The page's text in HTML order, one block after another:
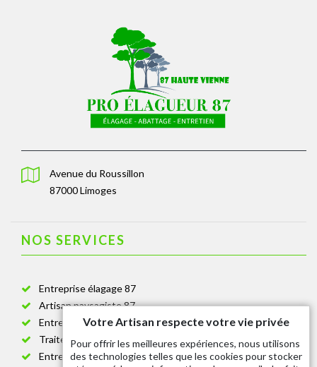
Avenue du Roussillon
87000 Limoges
NOS SERVICES
Entreprise élagage 87
Artisan paysagiste 87
Entreprise de jardinage 87
Traitement anti-chenille 87
Entreprise abattage arbre 87
Votre Artisan respecte votre vie privée
Pour offrir les meilleures expériences, nous utilisons
des technologies telles que les cookies pour stocker